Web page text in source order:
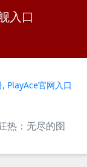
入口
PlayAce官网入口
热：无尽的囹